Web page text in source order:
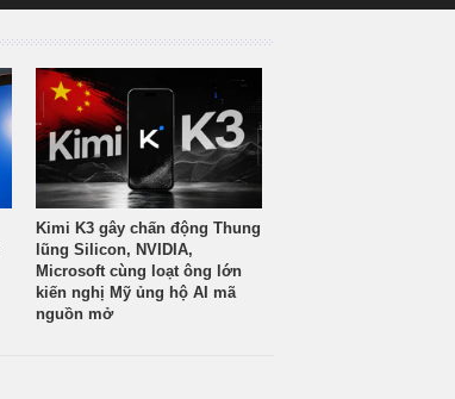
Kimi K3 gây chấn động Thung
lũng Silicon, NVIDIA,
Microsoft cùng loạt ông lớn
kiến nghị Mỹ ủng hộ AI mã
nguồn mở